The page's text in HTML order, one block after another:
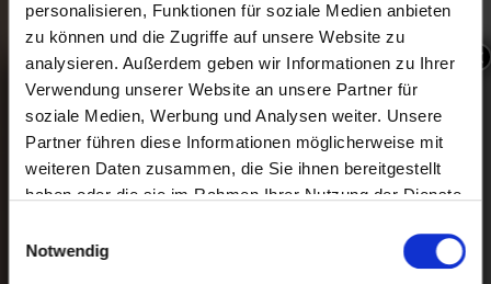
personalisieren, Funktionen für soziale Medien anbieten
zu können und die Zugriffe auf unsere Website zu
analysieren. Außerdem geben wir Informationen zu Ihrer
Verwendung unserer Website an unsere Partner für
soziale Medien, Werbung und Analysen weiter. Unsere
Partner führen diese Informationen möglicherweise mit
weiteren Daten zusammen, die Sie ihnen bereitgestellt
haben oder die sie im Rahmen Ihrer Nutzung der Dienste
Notwendig
Ofenfrische Spare Ribs !!!
Immer Freitags ab 17 Uhr bis einschließlich 28.
August
Ofenfrische Spare Ribs mit Farmersalat und frischem
×